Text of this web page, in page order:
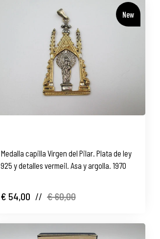
New
Medalla capilla Vírgen del Pilar. Plata de ley
925 y detalles vermeil. Asa y argolla. 1970
€ 54,00 // € 60,00